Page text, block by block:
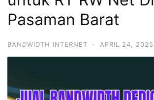
Pasaman Barat
BANDWIDTH INTERNET · APRIL 24, 2025